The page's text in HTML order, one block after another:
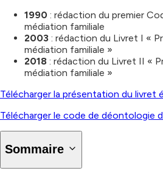
1990 : rédaction du premier
médiation familiale
2003 : rédaction du Livret I «
médiation familiale »
2018 : rédaction du Livret II «
médiation familiale »
Télécharger la présentation du livret
Télécharger le code de déontologie
Sommaire